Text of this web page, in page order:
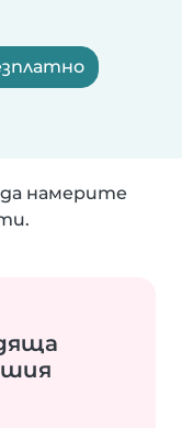
намерите